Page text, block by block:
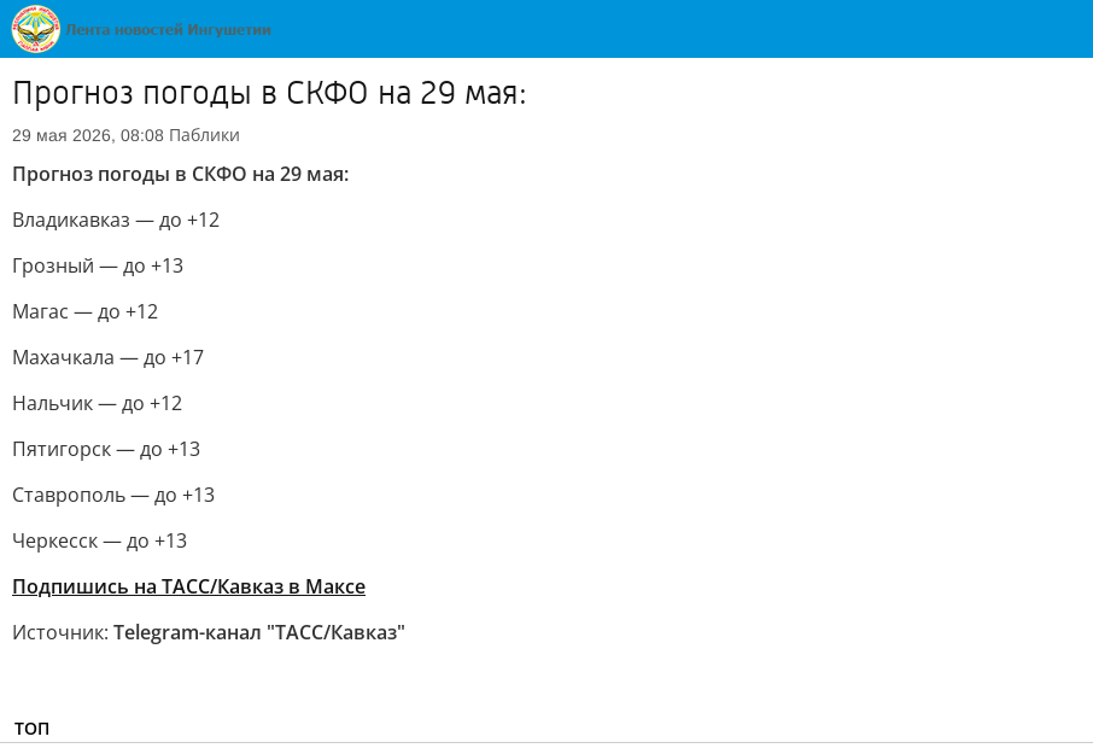
Прогноз погоды в СКФО на 29 мая:
29 мая 2026, 08:08 Паблики
Прогноз погоды в СКФО на 29 мая:
Владикавказ — до +12
Грозный — до +13
Магас — до +12
Махачкала — до +17
Нальчик — до +12
Пятигорск — до +13
Ставрополь — до +13
Черкесск — до +13
Подпишись на ТАСС/Кавказ в Максе
Источник: Telegram-канал "ТАСС/Кавказ"
ТОП